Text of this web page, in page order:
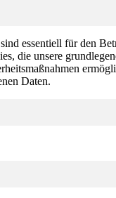
essentiell für den
die unsere
Daten.